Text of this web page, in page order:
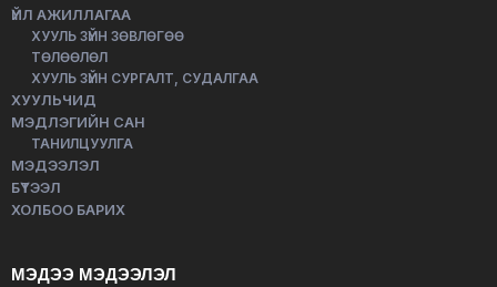
ҮЙЛ АЖИЛЛАГАА
ХУУЛЬ ЗҮЙН ЗӨВЛӨГӨӨ
ТӨЛӨӨЛӨЛ
ХУУЛЬ ЗҮЙН СУРГАЛТ, СУДАЛГАА
ХУУЛЬЧИД
МЭДЛЭГИЙН САН
ТАНИЛЦУУЛГА
МЭДЭЭЛЭЛ
БҮТЭЭЛ
ХОЛБОО БАРИХ
МЭДЭЭ МЭДЭЭЛЭЛ